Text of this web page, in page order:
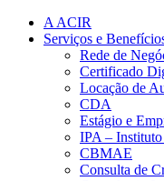
A ACIR
Serviços e
Rede de
Certificado
Locação de
CDA
Estágio e
IPA –
CBMAE
Consulta de